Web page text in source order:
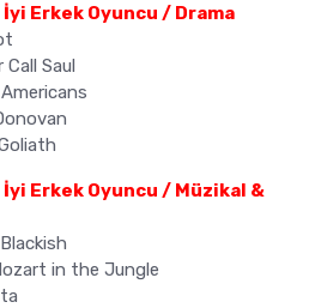
Erkek Oyuncu / Drama
Saul
Erkek Oyuncu / Müzikal &
in the Jungle